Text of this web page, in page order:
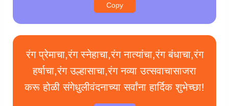
Copy
रंग प्रेमाचा,रंग स्नेहाचा,रंग नात्यांचा,रंग बंधाचा,रंग
हर्षाचा,रंग उल्हासाचा,रंग नव्या उत्सवाचासाजरा
करू होळी संगेधुलीवंदनाच्या सर्वांना हार्दिक शुभेच्छा!